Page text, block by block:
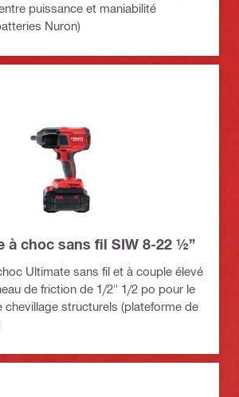
puissance et maniabilité
Nuron)
à choc sans fil SIW 8-22 ½”
Ultimate sans fil et à couple élevé
de friction de 1/2" 1/2 po pour le
chevillage structurels (plateforme de